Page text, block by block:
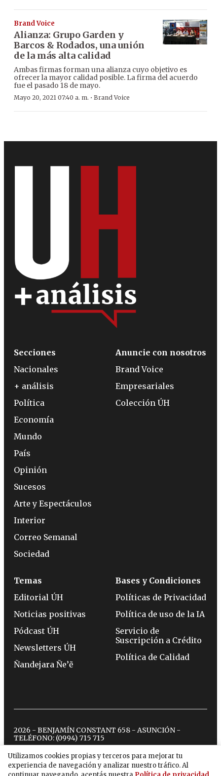
Brand Voice
Alianza: Grupo Garden y
Barcos & Rodados, una unión
de la más alta calidad
Ambas firmas forman una alianza cuyo objetivo es
ofrecer la mayor calidad posible. La firma del acuerdo
fue el pasado 18 de mayo.
Mayo 20, 2021 07:40 a. m. · Brand Voice
Utilizamos cookies propias y terceros para mejorar tu
experiencia de navegación y analizar nuestro tráfico. Al
Secciones
Nacionales
+ análisis
Política
Economía
Mundo
País
Opinión
Sucesos
Arte y Espectáculos
Interior
Correo Semanal
Sociedad
Anuncie con nosotros
Brand Voice
Empresariales
Colección ÚH
Temas
Editorial ÚH
Noticias positivas
Pódcast ÚH
Newsletters ÚH
Ñandejara Ñe’ẽ
Bases y Condiciones
Políticas de Privacidad
Política de uso de la IA
Servicio de
Suscripción a Crédito
Política de Calidad
2026 - BENJAMÍN CONSTANT 658 - ASUNCIÓN -
TELÉFONO: (0994) 715 715
twitterinstagram
facebook
tiktokyoutubespotify